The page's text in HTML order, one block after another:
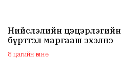
Нийслэлийн цэцэрлэгийн
бүртгэл маргааш эхэлнэ
8 цагийн өмнө